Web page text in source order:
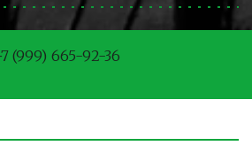
(999) 665-92-36